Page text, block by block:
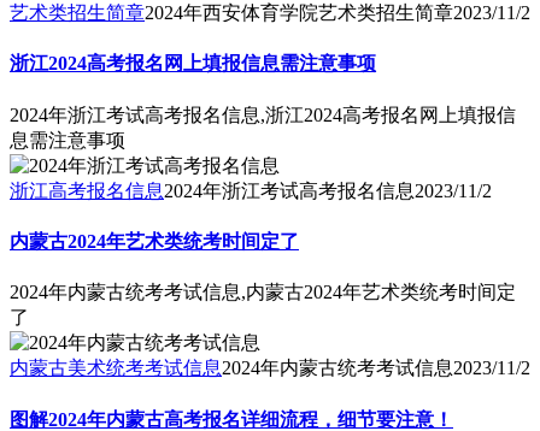
艺术类招生简章2024年西安体育学院艺术类招生简章2023/11/2
浙江2024高考报名网上填报信息需注意事项
2024年浙江考试高考报名信息,浙江2024高考报名网上填报信
息需注意事项
浙江高考报名信息2024年浙江考试高考报名信息2023/11/2
内蒙古2024年艺术类统考时间定了
2024年内蒙古统考考试信息,内蒙古2024年艺术类统考时间定
了
内蒙古美术统考考试信息2024年内蒙古统考考试信息2023/11/2
图解2024年内蒙古高考报名详细流程，细节要注意！